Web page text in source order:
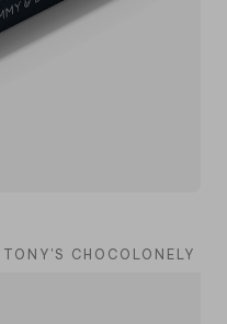
TONY'S CHOCOLONELY